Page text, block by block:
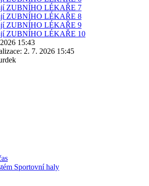
15:43
2. 7. 2026 15:45
Sportovní haly